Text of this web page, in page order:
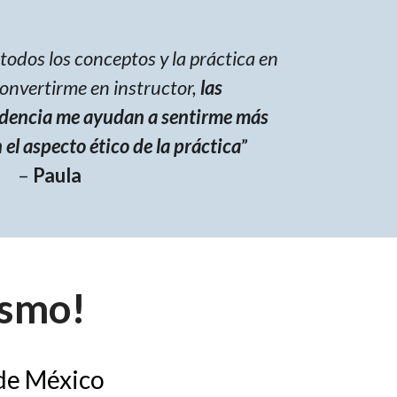
los conceptos y la práctica en
en instructor, las
me ayudan a sentirme más
aspecto ético de la práctica”
– Paula
México